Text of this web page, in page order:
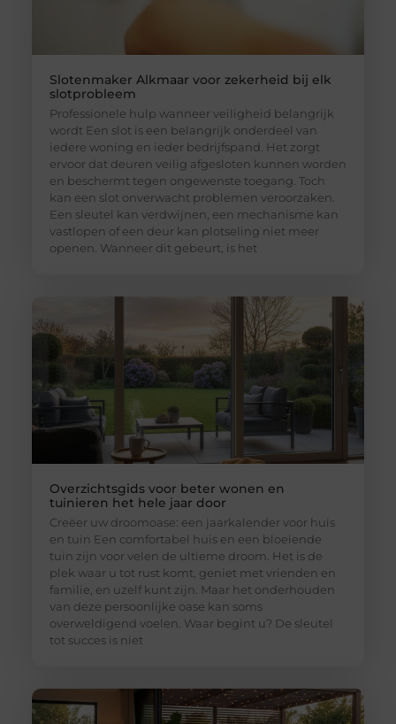
Slotenmaker Alkmaar voor zekerheid bij elk
slotprobleem
Professionele hulp wanneer veiligheid belangrijk
wordt Een slot is een belangrijk onderdeel van
iedere woning en ieder bedrijfspand. Het zorgt
ervoor dat deuren veilig afgesloten kunnen worden
en beschermt tegen ongewenste toegang. Toch
kan een slot onverwacht problemen veroorzaken.
Een sleutel kan verdwijnen, een mechanisme kan
vastlopen of een deur kan plotseling niet meer
openen. Wanneer dit gebeurt, is het
Overzichtsgids voor beter wonen en
tuinieren het hele jaar door
Creëer uw droomoase: een jaarkalender voor huis
en tuin Een comfortabel huis en een bloeiende
tuin zijn voor velen de ultieme droom. Het is de
plek waar u tot rust komt, geniet met vrienden en
familie, en uzelf kunt zijn. Maar het onderhouden
van deze persoonlijke oase kan soms
overweldigend voelen. Waar begint u? De sleutel
tot succes is niet